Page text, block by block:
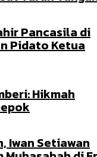
Pancasila di
Pidato Ketua
Hikmah
Iwan Setiawan